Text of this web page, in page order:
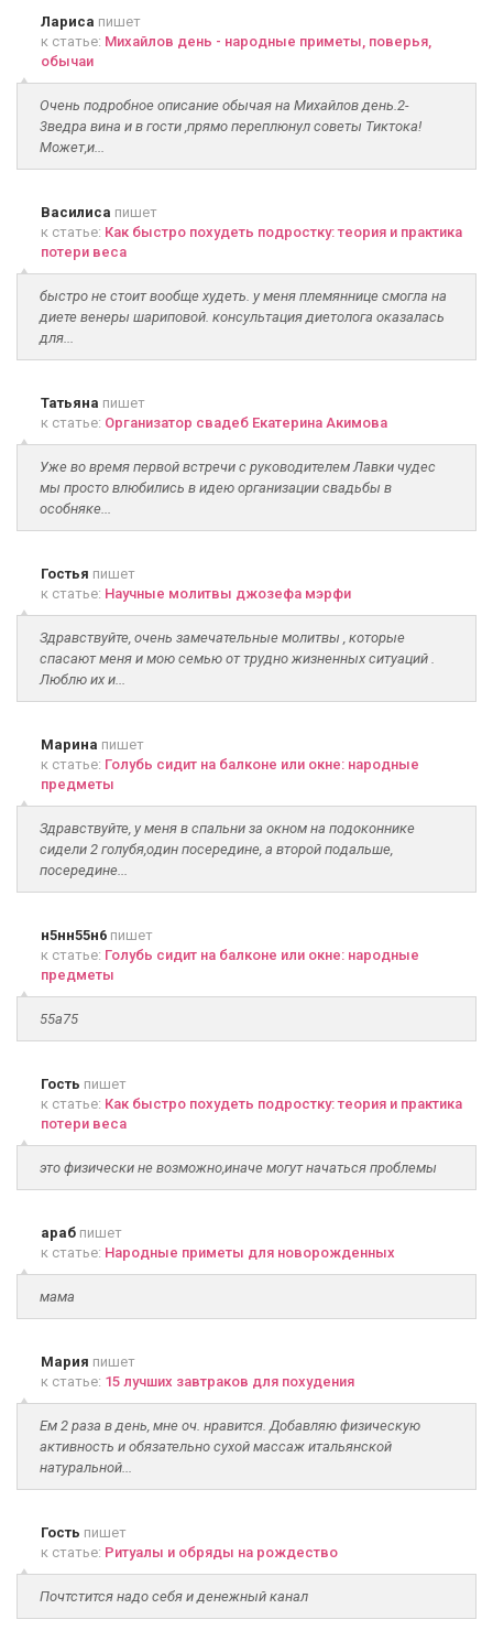
Лариса пишет
к статье: Михайлов день - народные приметы, поверья,
обычаи
Очень подробное описание обычая на Михайлов день.2-
3ведра вина и в гости ,прямо переплюнул советы Тиктока!
Может,и...
Василиса пишет
к статье: Как быстро похудеть подростку: теория и практика
потери веса
быстро не стоит вообще худеть. у меня племяннице смогла на
диете венеры шариповой. консультация диетолога оказалась
для...
Татьяна пишет
к статье: Организатор свадеб Екатерина Акимова
Уже во время первой встречи с руководителем Лавки чудес
мы просто влюбились в идею организации свадьбы в
особняке...
Гостья пишет
к статье: Научные молитвы джозефа мэрфи
Здравствуйте, очень замечательные молитвы , которые
спасают меня и мою семью от трудно жизненных ситуаций .
Люблю их и...
Марина пишет
к статье: Голубь сидит на балконе или окне: народные
предметы
Здравствуйте, у меня в спальни за окном на подоконнике
сидели 2 голубя,один посередине, а второй подальше,
посередине...
н5нн55н6 пишет
к статье: Голубь сидит на балконе или окне: народные
предметы
55а75
Гость пишет
к статье: Как быстро похудеть подростку: теория и практика
потери веса
это физически не возможно,иначе могут начаться проблемы
араб пишет
к статье: Народные приметы для новорожденных
мама
Мария пишет
к статье: 15 лучших завтраков для похудения
Ем 2 раза в день, мне оч. нравится. Добавляю физическую
активность и обязательно сухой массаж итальянской
натуральной...
Гость пишет
к статье: Ритуалы и обряды на рождество
Почтстится надо себя и денежный канал